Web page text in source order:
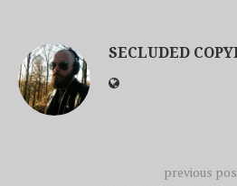
SECLUDED
previous